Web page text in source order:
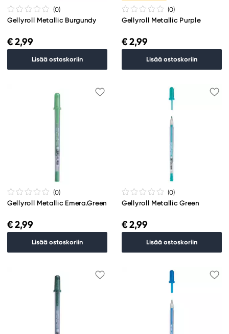
(0)
Gellyroll Metallic Burgundy
€ 2,99
Lisää ostoskoriin
(0)
Gellyroll Metallic Purple
€ 2,99
Lisää ostoskoriin
(0)
Gellyroll Metallic Emera.Green
€ 2,99
Lisää ostoskoriin
(0)
Gellyroll Metallic Green
€ 2,99
Lisää ostoskoriin